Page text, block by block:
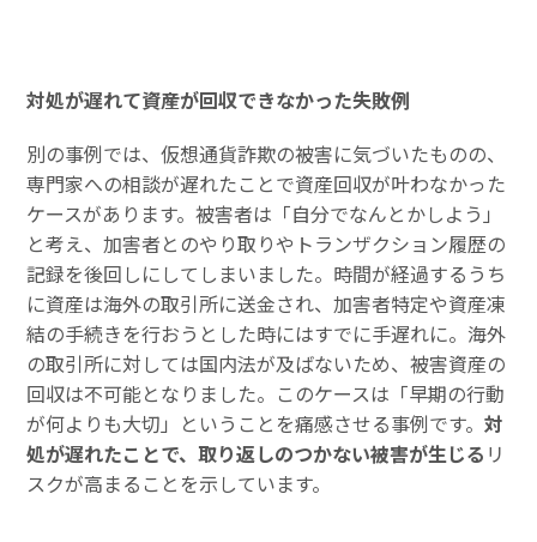
対処が遅れて資産が回収できなかった失敗例
別の事例では、仮想通貨詐欺の被害に気づいたものの、
専門家への相談が遅れたことで資産回収が叶わなかった
ケースがあります。被害者は「自分でなんとかしよう」
と考え、加害者とのやり取りやトランザクション履歴の
記録を後回しにしてしまいました。時間が経過するうち
に資産は海外の取引所に送金され、加害者特定や資産凍
結の手続きを行おうとした時にはすでに手遅れに。海外
の取引所に対しては国内法が及ばないため、被害資産の
回収は不可能となりました。このケースは「早期の行動
が何よりも大切」ということを痛感させる事例です。対
処が遅れたことで、取り返しのつかない被害が生じる リ
スクが高まることを示しています。